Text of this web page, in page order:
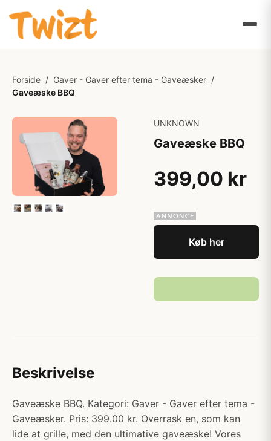
Forside / Gaver - Gaver efter tema - Gaveæsker /
Gaveæske BBQ
UNKNOWN
Gaveæske BBQ
399,00 kr
Køb her
Beskrivelse
Gaveæske BBQ. Kategori: Gaver - Gaver efter tema -
Gaveæsker. Pris: 399.00 kr. Overrask en, som kan
lide at grille, med den ultimative gaveæske! Vores